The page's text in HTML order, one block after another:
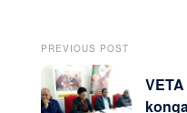
PREVIOUS POST